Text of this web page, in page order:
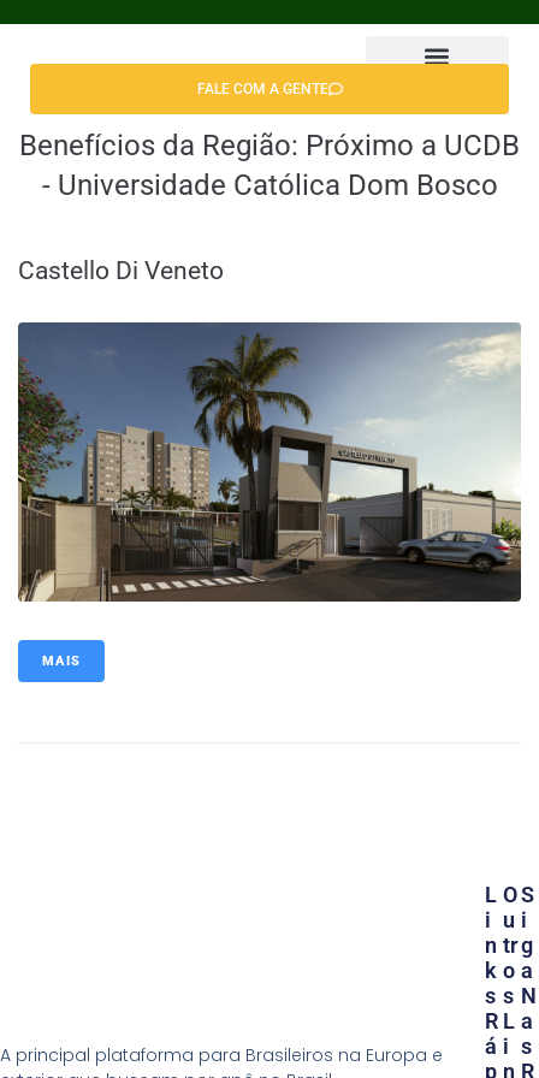
FALE COM A GENTE
Benefícios da Região: Próximo a UCDB
- Universidade Católica Dom Bosco
Castello Di Veneto
MAIS
A principal plataforma para Brasileiros na Europa e
O
U
Tr
O
S
L
I
N
L
I
N
K
S
R
Á
P
S
I
G
A
N
A
S
R